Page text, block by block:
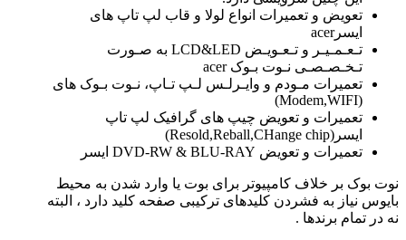
تعویض و تعمیرات انواع لولا و قاب لپ تاپ های
ایسرacer
تـعـمـیـر و تـعـویـض LCD&LED به صـورت
تـخـصـصـی نـوت بـوک acer
تعمیرات مـودم و وایـرلـس لـپ تـاپ، نـوت بـوک های
(Modem,WIFI)
تعمیرات و تعویض چیپ های گرافیک لپ تاپ
ایسر(Resold,Reball,CHange chip)
تعمیرات و تعویض DVD-RW & BLU-RAY ایسر
نوت بوک بر خلاف کامپیوتر برای بوت یا وارد شدن به محیط
بایوس نیاز به فشردن کلیدهای ترکیبی صفحه کلید دارد ، البته
نه در تمام برندها .